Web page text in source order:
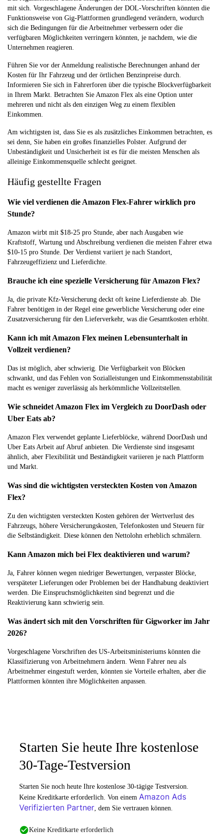
mit sich. Vorgeschlagene Änderungen der DOL-Vorschriften könnten die
Funktionsweise von Gig-Plattformen grundlegend verändern, wodurch
sich die Bedingungen für die Arbeitnehmer verbessern oder die
verfügbaren Möglichkeiten verringern könnten, je nachdem, wie die
Unternehmen reagieren.
Führen Sie vor der Anmeldung realistische Berechnungen anhand der
Kosten für Ihr Fahrzeug und der örtlichen Benzinpreise durch.
Informieren Sie sich in Fahrerforen über die typische Blockverfügbarkeit
in Ihrem Markt. Betrachten Sie Amazon Flex als eine Option unter
mehreren und nicht als den einzigen Weg zu einem flexiblen
Einkommen.
Am wichtigsten ist, dass Sie es als zusätzliches Einkommen betrachten, es
sei denn, Sie haben ein großes finanzielles Polster. Aufgrund der
Unbeständigkeit und Unsicherheit ist es für die meisten Menschen als
alleinige Einkommensquelle schlecht geeignet.
Häufig gestellte Fragen
Wie viel verdienen die Amazon Flex-Fahrer wirklich pro
Stunde?
Amazon wirbt mit $18-25 pro Stunde, aber nach Ausgaben wie
Kraftstoff, Wartung und Abschreibung verdienen die meisten Fahrer etwa
$10-15 pro Stunde. Der Verdienst variiert je nach Standort,
Fahrzeugeffizienz und Lieferdichte.
Brauche ich eine spezielle Versicherung für Amazon Flex?
Ja, die private Kfz-Versicherung deckt oft keine Lieferdienste ab. Die
Fahrer benötigen in der Regel eine gewerbliche Versicherung oder eine
Zusatzversicherung für den Lieferverkehr, was die Gesamtkosten erhöht.
Kann ich mit Amazon Flex meinen Lebensunterhalt in
Vollzeit verdienen?
Das ist möglich, aber schwierig. Die Verfügbarkeit von Blöcken
schwankt, und das Fehlen von Sozialleistungen und Einkommensstabilität
macht es weniger zuverlässig als herkömmliche Vollzeitstellen.
Wie schneidet Amazon Flex im Vergleich zu DoorDash oder
Uber Eats ab?
Amazon Flex verwendet geplante Lieferblöcke, während DoorDash und
Uber Eats Arbeit auf Abruf anbieten. Die Verdienste sind insgesamt
ähnlich, aber Flexibilität und Beständigkeit variieren je nach Plattform
und Markt.
Was sind die wichtigsten versteckten Kosten von Amazon
Flex?
Zu den wichtigsten versteckten Kosten gehören der Wertverlust des
Fahrzeugs, höhere Versicherungskosten, Telefonkosten und Steuern für
die Selbständigkeit. Diese können den Nettolohn erheblich schmälern.
Kann Amazon mich bei Flex deaktivieren und warum?
Ja, Fahrer können wegen niedriger Bewertungen, verpasster Blöcke,
verspäteter Lieferungen oder Problemen bei der Handhabung deaktiviert
werden. Die Einspruchsmöglichkeiten sind begrenzt und die
Reaktivierung kann schwierig sein.
Was ändert sich mit den Vorschriften für Gigworker im Jahr
2026?
Vorgeschlagene Vorschriften des US-Arbeitsministeriums könnten die
Klassifizierung von Arbeitnehmern ändern. Wenn Fahrer neu als
Arbeitnehmer eingestuft werden, könnten sie Vorteile erhalten, aber die
Plattformen könnten ihre Möglichkeiten anpassen.
Starten Sie heute Ihre kostenlose
30-Tage-Testversion
Starten Sie noch heute Ihre kostenlose 30-tägige Testversion.
Keine Kreditkarte erforderlich. Von einem Amazon Ads
Verifizierten Partner , dem Sie vertrauen können.
Keine Kreditkarte erforderlich